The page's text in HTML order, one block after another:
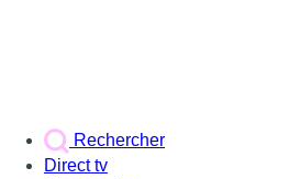
Rechercher
Direct tv